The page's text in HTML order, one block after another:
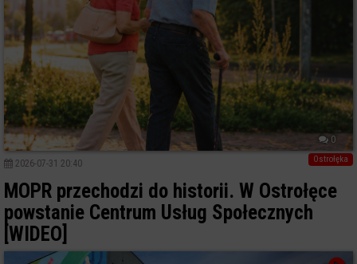
0
Ostrołęka
2026-07-31 20:40
MOPR przechodzi do historii. W Ostrołęce
powstanie Centrum Usług Społecznych
[WIDEO]